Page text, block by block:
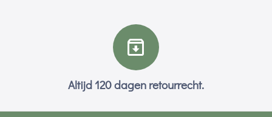
Altijd 120 dagen retourrecht.